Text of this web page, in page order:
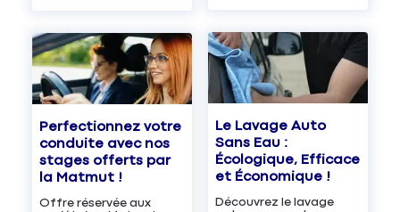
Perfectionnez votre
conduite avec nos
stages offerts par
la Matmut !
Offre réservée aux
Le Lavage Auto
Sans Eau :
Écologique, Efficace
et Économique !
Découvrez le lavage